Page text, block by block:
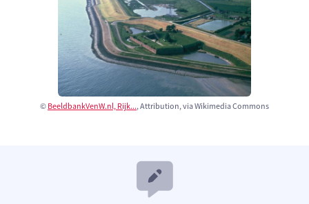
© BeeldbankVenW.nl, Rijk..., Attribution, via Wikimedia Commons